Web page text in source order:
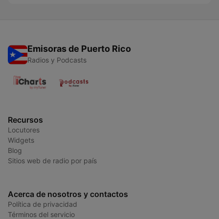
Emisoras de Puerto Rico
Radios y Podcasts
Recursos
Locutores
Widgets
Blog
Sitios web de radio por país
Acerca de nosotros y contactos
Política de privacidad
Términos del servicio